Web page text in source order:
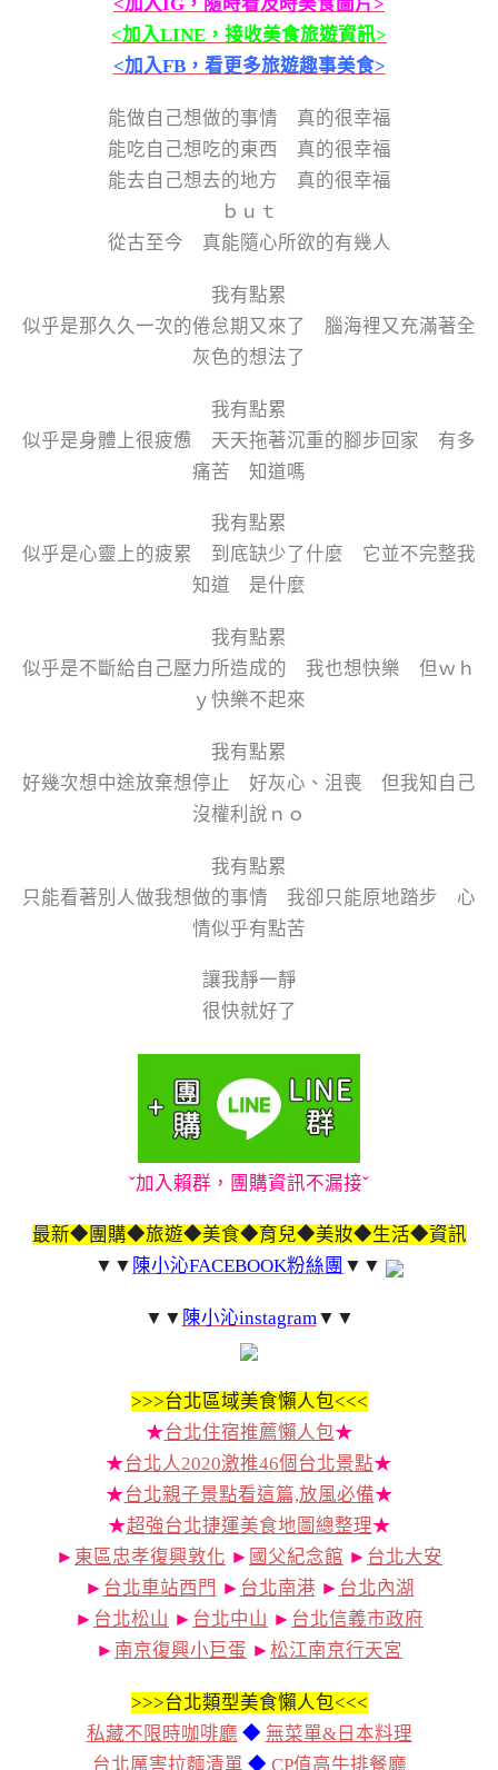
<加入IG，隨時看及時美食圖片>
<加入LINE，接收美食旅遊資訊>
<加入FB，看更多旅遊趣事美食>
能做自己想做的事情 真的很幸福
能吃自己想吃的東西 真的很幸福
能去自己想去的地方 真的很幸福
ｂｕｔ
從古至今 真能隨心所欲的有幾人
我有點累
似乎是那久久一次的倦怠期又來了 腦海裡又充滿著全
灰色的想法了
我有點累
似乎是身體上很疲憊 天天拖著沉重的腳步回家 有多
痛苦 知道嗎
我有點累
似乎是心靈上的疲累 到底缺少了什麼 它並不完整我
知道 是什麼
我有點累
似乎是不斷給自己壓力所造成的 我也想快樂 但ｗｈ
ｙ快樂不起來
我有點累
好幾次想中途放棄想停止 好灰心、沮喪 但我知自己
沒權利說ｎｏ
我有點累
只能看著別人做我想做的事情 我卻只能原地踏步 心
情似乎有點苦
讓我靜一靜
很快就好了
ˇ加入賴群，團購資訊不漏接ˇ
最新◆團購◆旅遊◆美食◆育兒◆美妝◆生活◆資訊
▼▼ 陳小沁FACEBOOK粉絲團 ▼▼
▼▼ 陳小沁instagram▼▼
>>>台北區域美食懶人包<<<
★台北住宿推薦懶人包★
★台北人2020激推46個台北景點★
★台北親子景點看這篇,放風必備★
★超強台北捷運美食地圖總整理★
► 東區忠孝復興敦化 ► 國父紀念館 ► 台北大安
► 台北車站西門 ► 台北南港 ► 台北內湖
► 台北松山 ► 台北中山 ► 台北信義市政府
► 南京復興小巨蛋 ► 松江南京行天宮
>>>台北類型美食懶人包<<<
私藏不限時咖啡廳 ◆ 無菜單&日本料理
台北厲害拉麵清單 ◆ CP值高牛排餐廳